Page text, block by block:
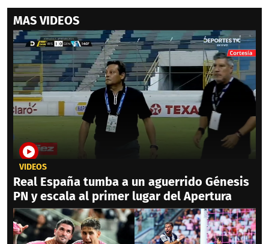
MAS VIDEOS
VIDEOS
Real España tumba a un aguerrido Génesis
PN y escala al primer lugar del Apertura